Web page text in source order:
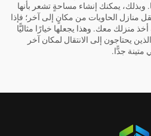
وبذلك، يمكنك إنشاء مساحةٍ تشعر بأنها
منازل الحاويات من مكانٍ إلى آخر؛ فإذا
منزلك معك. وهذا يجعلها خيارًا مثاليًّا
يحتاجون إلى الانتقال لمكان آخر
متينة جدًّا.